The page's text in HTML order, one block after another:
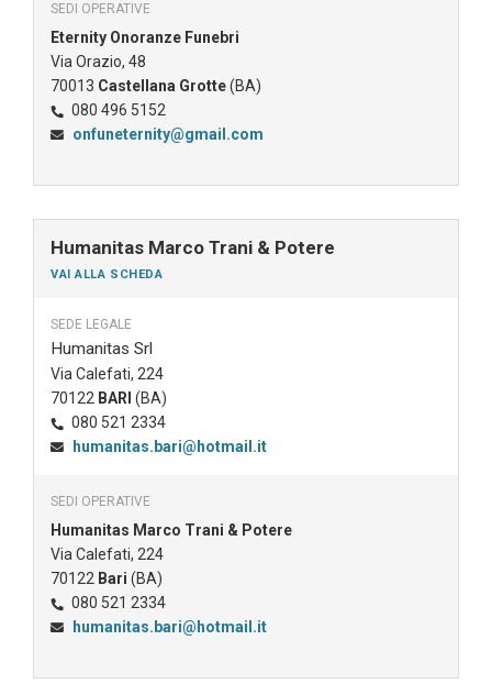
SEDI OPERATIVE
Eternity Onoranze Funebri
Via Orazio, 48
70013 Castellana Grotte(BA)
080 496 5152
onfuneternity@gmail.com
Humanitas Marco Trani & Potere
VAI ALLA SCHEDA
SEDE LEGALE
Humanitas Srl
Via Calefati, 224
70122 BARI (BA)
080 521 2334
humanitas.bari@hotmail.it
SEDI OPERATIVE
Humanitas Marco Trani & Potere
Via Calefati, 224
70122 Bari (BA)
080 521 2334
humanitas.bari@hotmail.it